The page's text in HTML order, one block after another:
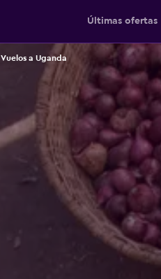
Últimas ofertas
Vuelos a Uganda